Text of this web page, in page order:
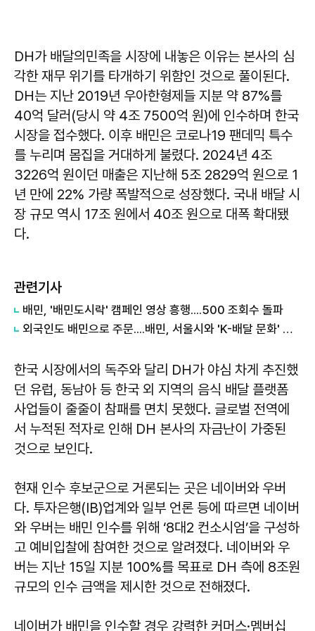
DH가 배달의민족을 시장에 내놓은 이유는 본사의 심
각한 재무 위기를 타개하기 위함인 것으로 풀이된다.
DH는 지난 2019년 우아한형제들 지분 약 87%를
40억 달러(당시 약 4조 7500억 원)에 인수하며 한국
시장을 접수했다. 이후 배민은 코로나19 팬데믹 특수
를 누리며 몸집을 거대하게 불렸다. 2024년 4조
3226억 원이던 매출은 지난해 5조 2829억 원으로 1
년 만에 22% 가량 폭발적으로 성장했다. 국내 배달 시
장 규모 역시 17조 원에서 40조 원으로 대폭 확대됐
다.
관련기사
배민, '배민도시락' 캠페인 영상 흥행....500 조회수 돌파
외국인도 배민으로 주문....배민, 서울시와 'K-배달 문화' 알리기 나서
한국 시장에서의 독주와 달리 DH가 야심 차게 추진했
던 유럽, 동남아 등 한국 외 지역의 음식 배달 플랫폼
사업들이 줄줄이 참패를 면치 못했다. 글로벌 전역에
서 누적된 적자로 인해 DH 본사의 자금난이 가중된
것으로 보인다.
현재 인수 후보군으로 거론되는 곳은 네이버와 우버
다. 투자은행(IB)업계와 일부 언론 등에 따르면 네이버
와 우버는 배민 인수를 위해 ‘8대2 컨소시엄’을 구성하
고 예비입찰에 참여한 것으로 알려졌다. 네이버와 우
버는 지난 15일 지분 100%를 목표로 DH 측에 8조원
규모의 인수 금액을 제시한 것으로 전해졌다.
네이버가 배민을 인수할 경우 강력한 커머스·멤버십